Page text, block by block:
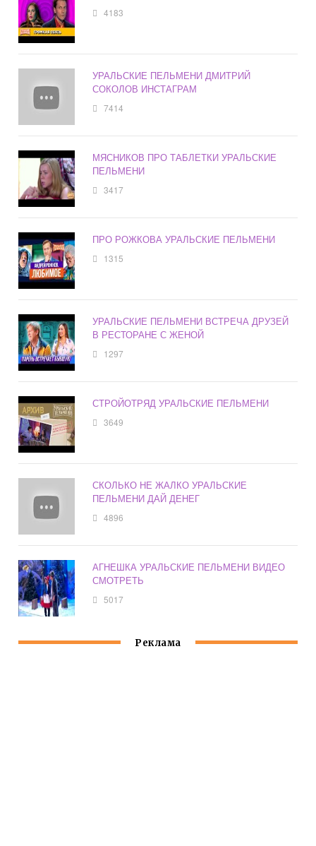
4183
УРАЛЬСКИЕ ПЕЛЬМЕНИ ДМИТРИЙ
СОКОЛОВ ИНСТАГРАМ
7414
МЯСНИКОВ ПРО ТАБЛЕТКИ УРАЛЬСКИЕ
ПЕЛЬМЕНИ
3417
ПРО РОЖКОВА УРАЛЬСКИЕ ПЕЛЬМЕНИ
1315
УРАЛЬСКИЕ ПЕЛЬМЕНИ ВСТРЕЧА ДРУЗЕЙ
В РЕСТОРАНЕ С ЖЕНОЙ
1297
СТРОЙОТРЯД УРАЛЬСКИЕ ПЕЛЬМЕНИ
3649
СКОЛЬКО НЕ ЖАЛКО УРАЛЬСКИЕ
ПЕЛЬМЕНИ ДАЙ ДЕНЕГ
4896
АГНЕШКА УРАЛЬСКИЕ ПЕЛЬМЕНИ ВИДЕО
СМОТРЕТЬ
5017
Реклама